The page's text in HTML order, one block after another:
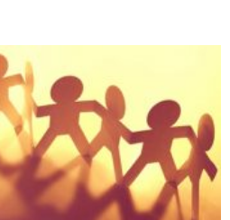
信
公
众
号
上
写
文
章